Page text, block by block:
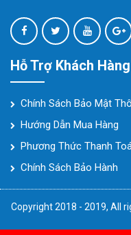
Hỗ Trợ Khách Hàng
Chính Sách Bảo Mật
Hướng Dẫn Mua Hàng
Phương Thức Thanh
Chính Sách Bảo Hành
Copyright 2018 - 2019, All